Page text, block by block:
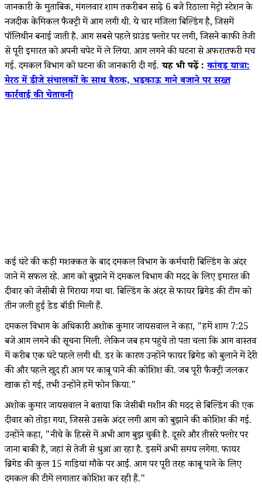
जानकारी के मुताबिक, मंगलवार शाम तकरीबन साढ़े 6 बजे रिठाला मेट्रो स्टेशन के
नजदीक केमिकल फैक्ट्री में आग लगी थी. ये चार मंजिला बिल्डिंग है, जिसमें
पॉलिथीन बनाई जाती है. आग सबसे पहले ग्राउंड फ्लोर पर लगी, जिसने काफी तेजी
से पूरी इमारत को अपनी चपेट में ले लिया. आग लगने की घटना से अफरातफरी मच
गई. दमकल विभाग को घटना की जानकारी दी गई. यह भी पढ़ें :कांवड़ यात्रा:
मेरठ में डीजे संचालकों के साथ बैठक, भड़काऊ गाने बजाने पर सख्त
कार्रवाई की चेतावनी
कई घंटे की कड़ी मशक्कत के बाद दमकल विभाग के कर्मचारी बिल्डिंग के अंदर
जाने में सफल रहे. आग को बुझाने में दमकल विभाग की मदद के लिए इमारत की
दीवार को जेसीबी से गिराया गया था. बिल्डिंग के अंदर से फायर ब्रिगेड की टीम को
तीन जली हुई डेड बॉडी मिली हैं.
दमकल विभाग के अधिकारी अशोक कुमार जायसवाल ने कहा, "हमें शाम 7:25
बजे आग लगने की सूचना मिली. लेकिन जब हम पहुंचे तो पता चला कि आग वास्तव
में करीब एक घंटे पहले लगी थी. डर के कारण उन्होंने फायर ब्रिगेड को बुलाने में देरी
की और पहले खुद ही आग पर काबू पाने की कोशिश की. जब पूरी फैक्ट्री जलकर
खाक हो गई, तभी उन्होंने हमें फोन किया."
अशोक कुमार जायसवाल ने बताया कि जेसीबी मशीन की मदद से बिल्डिंग की एक
दीवार को तोड़ा गया, जिससे उसके अंदर लगी आग को बुझाने की कोशिश की गई.
उन्होंने कहा, "नीचे के हिस्से में अभी आग बुझ चुकी है. दूसरे और तीसरे फ्लोर पर
जाना बाकी है, जहां से तेजी से धुआं आ रहा है. इसमें अभी समय लगेगा. फायर
ब्रिगेड की कुल 15 गाड़ियां मौके पर आईं. आग पर पूरी तरह काबू पाने के लिए
दमकल की टीमें लगातार कोशिश कर रही हैं."